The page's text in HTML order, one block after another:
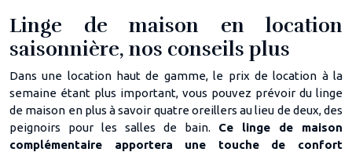
Linge de maison en location
saisonnière, nos conseils plus
Dans une location haut de gamme, le prix de location à la
semaine étant plus important, vous pouvez prévoir du linge
de maison en plus à savoir quatre oreillers au lieu de deux, des
peignoirs pour les salles de bain. Ce linge de maison
complémentaire apportera une touche de confort